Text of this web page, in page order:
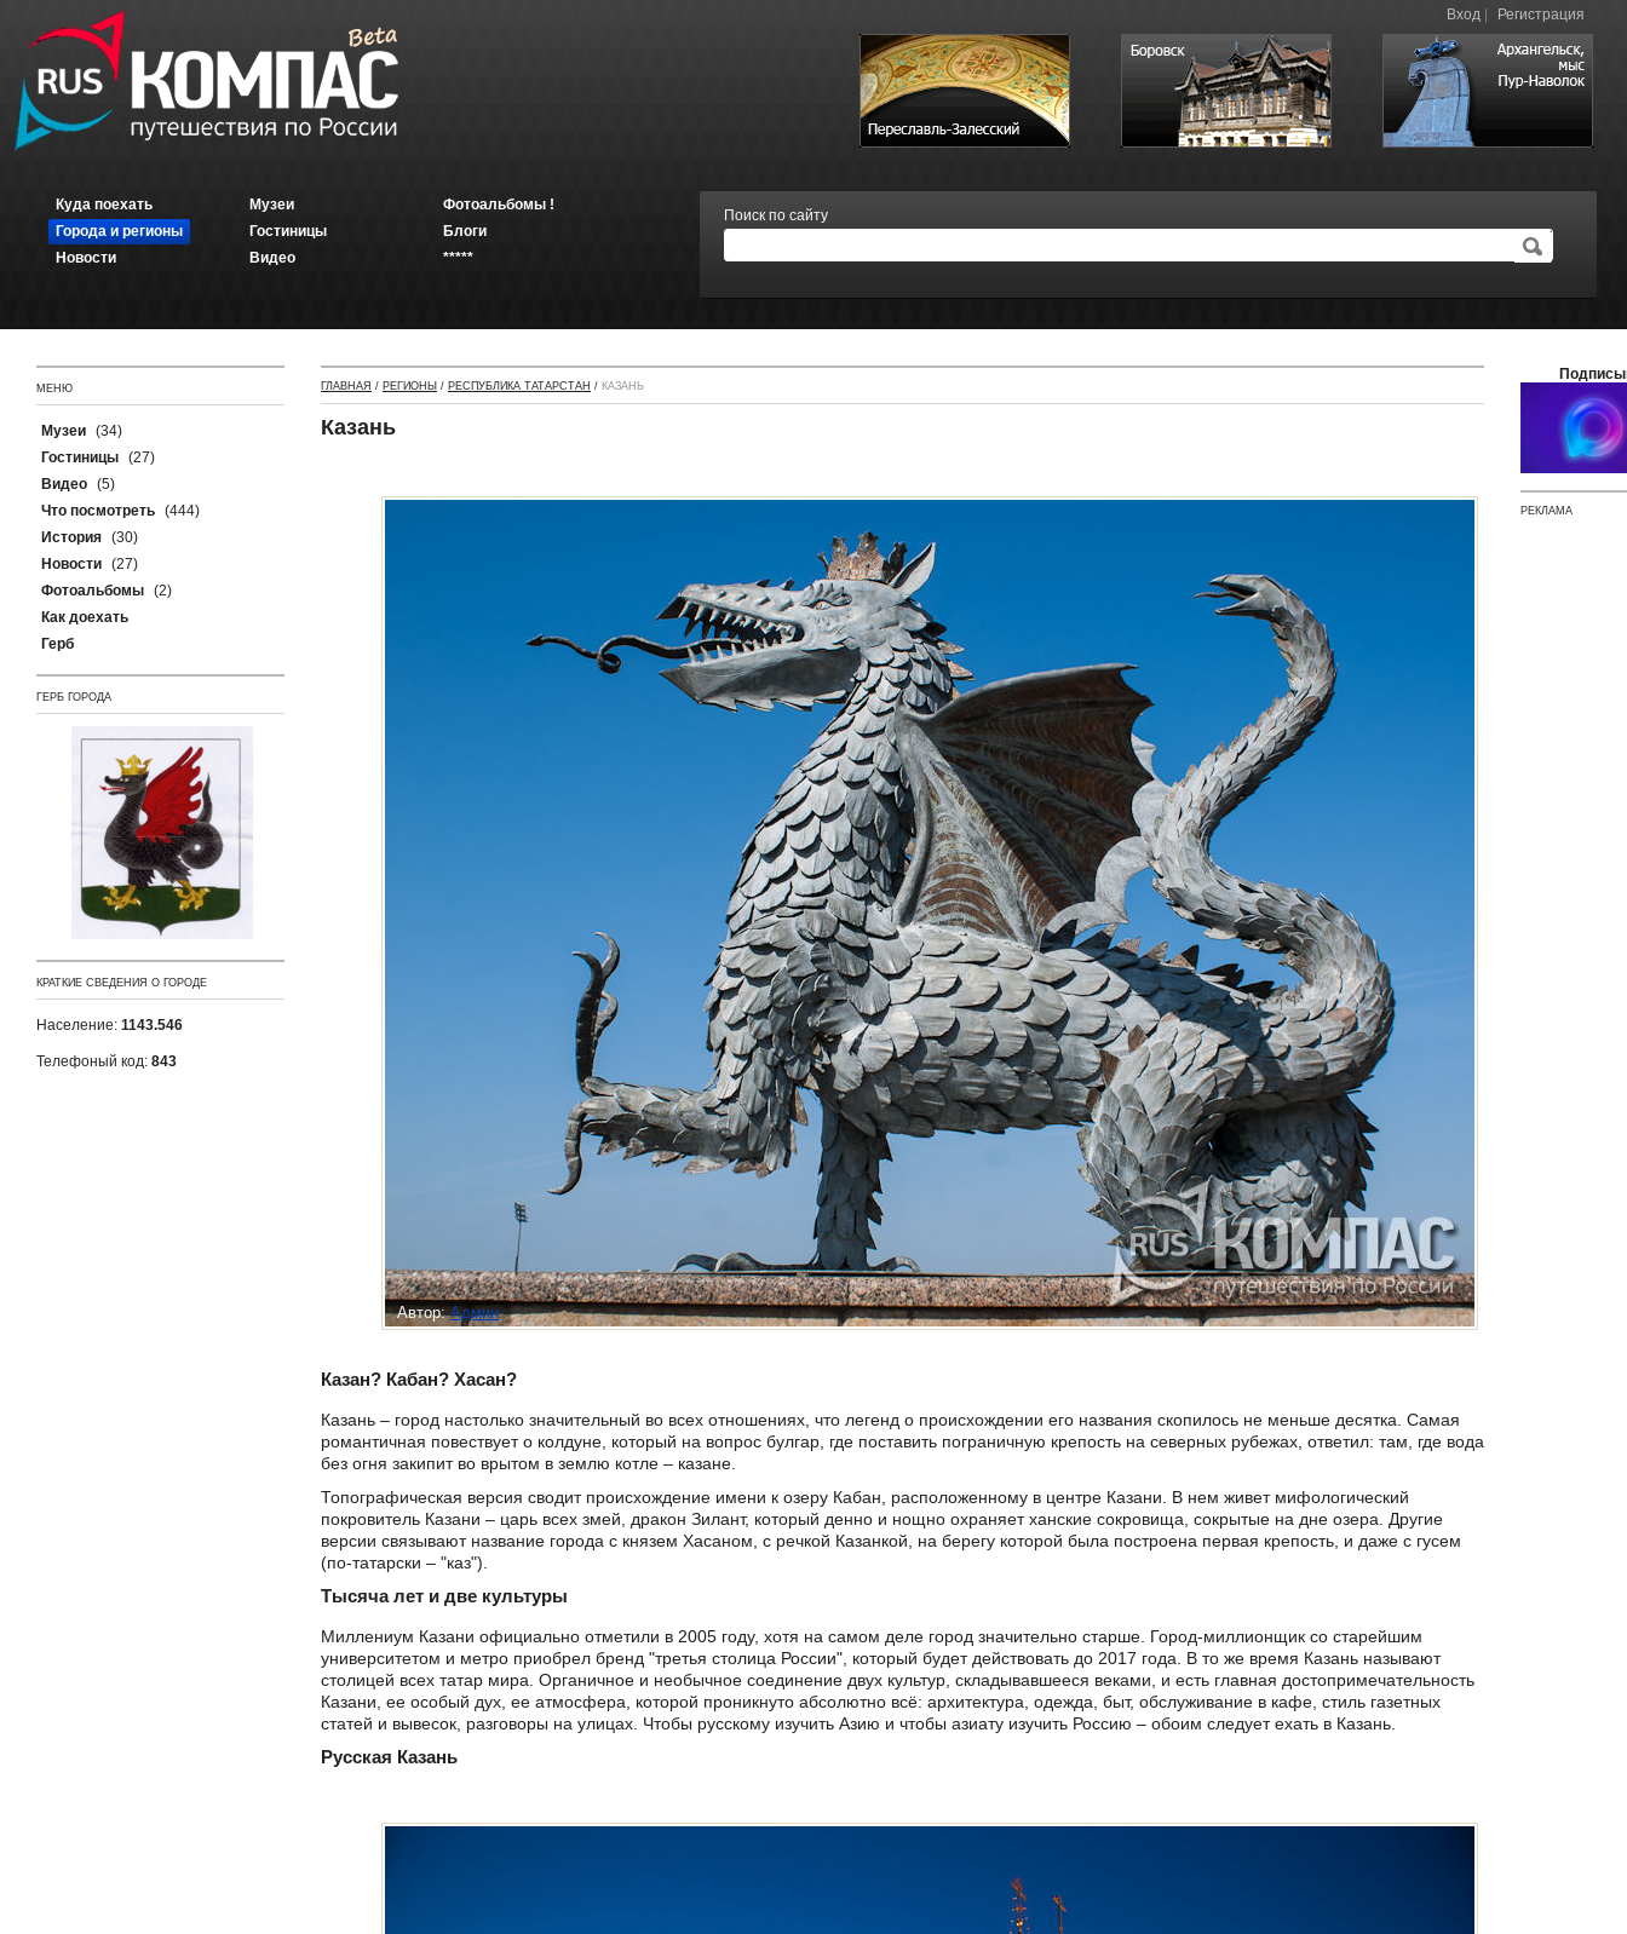
Вход Регистрация
Куда поехать
Города и регионы
Новости
Музеи
Гостиницы
Видео
Фотоальбомы !
Блоги
*****
Поиск по сайту
МЕНЮ
Музеи (34)
Гостиницы (27)
Видео (5)
Что посмотреть (444)
История (30)
Новости (27)
Фотоальбомы (2)
Как доехать
Герб
ГЕРБ ГОРОДА
КРАТКИЕ СВЕДЕНИЯ О ГОРОДЕ
Население: 1143.546
Телефоный код: 843
ГЛАВНАЯ / РЕГИОНЫ / РЕСПУБЛИКА ТАТАРСТАН / КАЗАНЬ
Казань
Автор:Админ
Казан? Кабан? Хасан?
Казань – город настолько значительный во всех отношениях, что легенд о происхождении его названия скопилось не меньше десятка. Самая
романтичная повествует о колдуне, который на вопрос булгар, где поставить пограничную крепость на северных рубежах, ответил: там, где вода
без огня закипит во врытом в землю котле – казане.
Топографическая версия сводит происхождение имени к озеру Кабан, расположенному в центре Казани. В нем живет мифологический
покровитель Казани – царь всех змей, дракон Зилант, который денно и нощно охраняет ханские сокровища, сокрытые на дне озера. Другие
версии связывают название города с князем Хасаном, с речкой Казанкой, на берегу которой была построена первая крепость, и даже с гусем
(по-татарски – "каз").
Тысяча лет и две культуры
Миллениум Казани официально отметили в 2005 году, хотя на самом деле город значительно старше. Город-миллионщик со старейшим
университетом и метро приобрел бренд "третья столица России", который будет действовать до 2017 года. В то же время Казань называют
столицей всех татар мира. Органичное и необычное соединение двух культур, складывавшееся веками, и есть главная достопримечательность
Казани, ее особый дух, ее атмосфера, которой проникнуто абсолютно всё: архитектура, одежда, быт, обслуживание в кафе, стиль газетных
статей и вывесок, разговоры на улицах. Чтобы русскому изучить Азию и чтобы азиату изучить Россию – обоим следует ехать в Казань.
Русская Казань
РЕКЛАМА